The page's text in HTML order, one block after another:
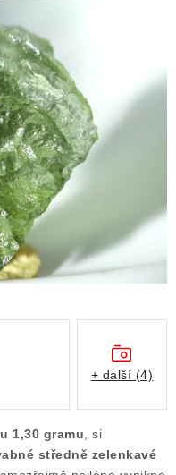
1,30 gramu , si
středně zelenkavé
+ další (4)